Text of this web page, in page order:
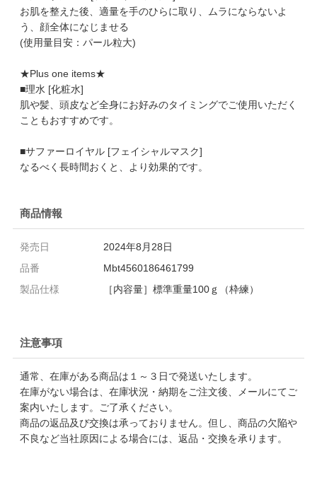
お肌を整えた後、適量を手のひらに取り、ムラにならないよ
う、顔全体になじませる
(使用量目安：パール粒大)
★Plus one items★
■理水 [化粧水]
肌や髪、頭皮など全身にお好みのタイミングでご使用いただく
こともおすすめです。
■サファーロイヤル [フェイシャルマスク]
なるべく長時間おくと、より効果的です。
商品情報
発売日
2024年8月28日
品番
Mbt4560186461799
製品仕様
［内容量］標準重量100ｇ（枠練）
注意事項
通常、在庫がある商品は１～３日で発送いたします。
在庫がない場合は、在庫状況・納期をご注文後、メールにてご
案内いたします。ご了承ください。
商品の返品及び交換は承っておりません。但し、商品の欠陥や
不良など当社原因による場合には、返品・交換を承ります。